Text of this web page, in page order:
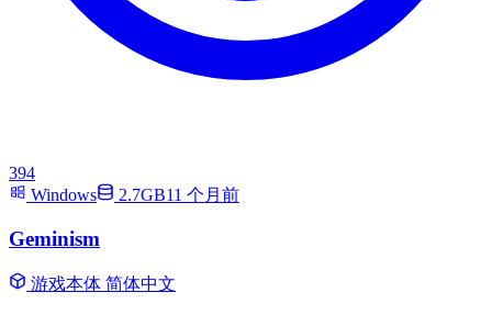
394
Windows
2.7GB11 个月前
Geminism
游戏本体 简体中文